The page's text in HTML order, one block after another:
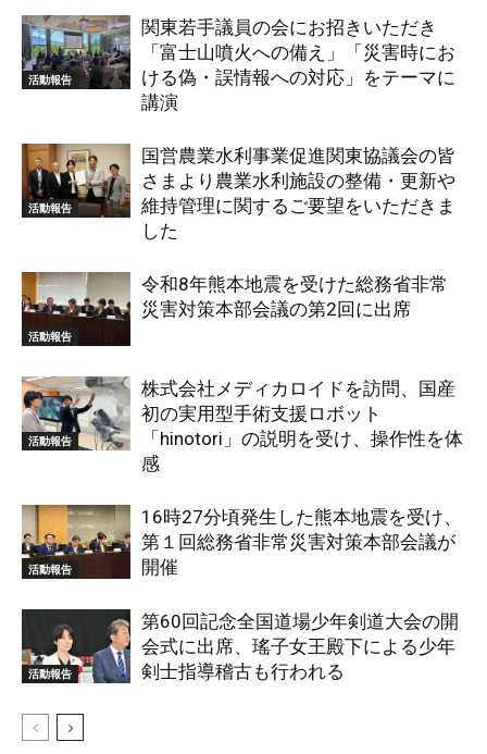
活動報告
関東若手議員の会にお招きいただき
「富士山噴火への備え」「災害時にお
ける偽・誤情報への対応」をテーマに
講演
活動報告
国営農業水利事業促進関東協議会の皆
さまより農業水利施設の整備・更新や
維持管理に関するご要望をいただきま
した
活動報告
令和8年熊本地震を受けた総務省非常
災害対策本部会議の第2回に出席
活動報告
株式会社メディカロイドを訪問、国産
初の実用型手術支援ロボット
「hinotori」の説明を受け、操作性を体
感
活動報告
16時27分頃発生した熊本地震を受け、
第１回総務省非常災害対策本部会議が
開催
活動報告
第60回記念全国道場少年剣道大会の開
会式に出席、瑤子女王殿下による少年
剣士指導稽古も行われる